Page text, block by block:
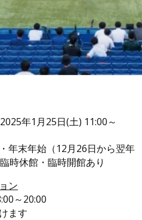
年1月25日(土) 11:00～
年末年始（12月26日から翌年
時休館・臨時開館あり
ン
～20:00
ます